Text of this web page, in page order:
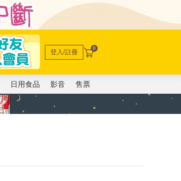
登入/註冊 0
日用食品 影音 售票